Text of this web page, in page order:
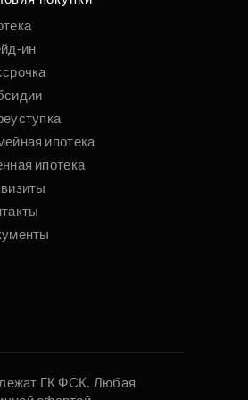
ин
ипотека
ипотека
ГК ФСК. Любая